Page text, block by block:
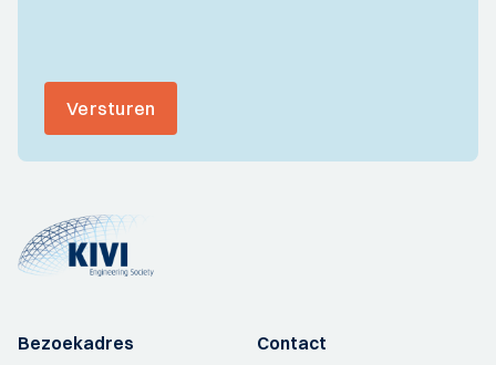
Versturen
Bezoekadres
Contact